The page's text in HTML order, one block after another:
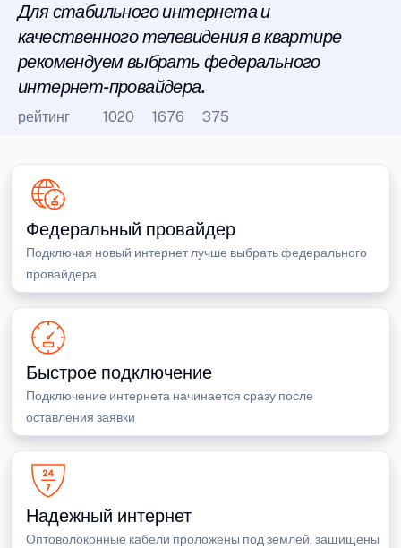
Для стабильного интернета и
качественного телевидения в квартире
рекомендуем выбрать федерального
интернет-провайдера.
рейтинг 1020 1676 375
Федеральный провайдер
Подключая новый интернет лучше выбрать федерального
провайдера
Быстрое подключение
Подключение интернета начинается сразу после
оставления заявки
Надежный интернет
Оптоволоконные кабели проложены под землей, защищены